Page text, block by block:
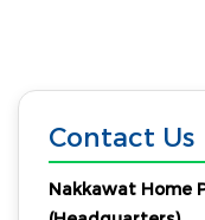
Contact Us
Nakkawat Home